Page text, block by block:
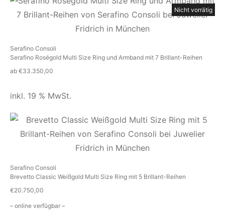
Nicht vorrätig
Serafino Consoli
Serafino Roségold Multi Size Ring und Armband mit 7 Brillant-Reihen
ab €33.350,00
inkl. 19 % MwSt.
Serafino Consoli
Brevetto Classic Weißgold Multi Size Ring mit 5 Brillant-Reihen
€20.750,00
– online verfügbar –